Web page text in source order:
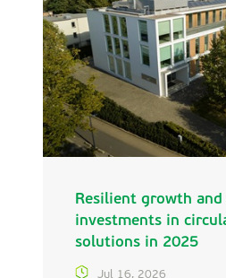
Resilient growth
investments in
solutions in 2025
Jul 16, 2026